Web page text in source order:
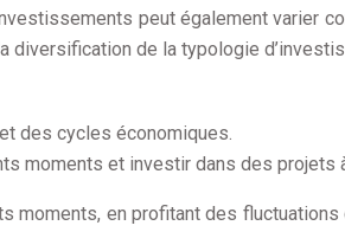
peut également varier
diversification de la typologie
des cycles économiques.
moments et investir dans des projets
moments, en profitant des